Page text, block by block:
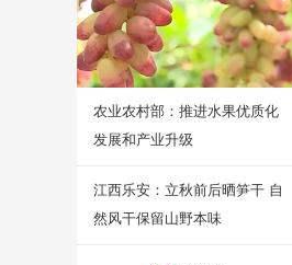
农业农村部：推进水果优质化
发展和产业升级
江西乐安：立秋前后晒笋干 自
然风干保留山野本味